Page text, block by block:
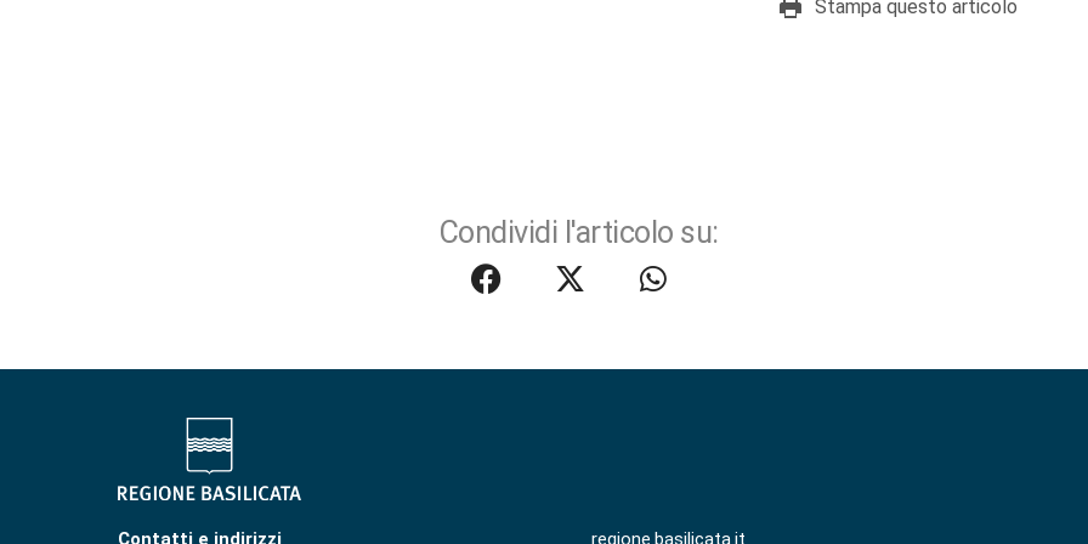
Stampa questo articolo
Condividi l'articolo su:
Contatti e indirizzi regione.basilicata.it